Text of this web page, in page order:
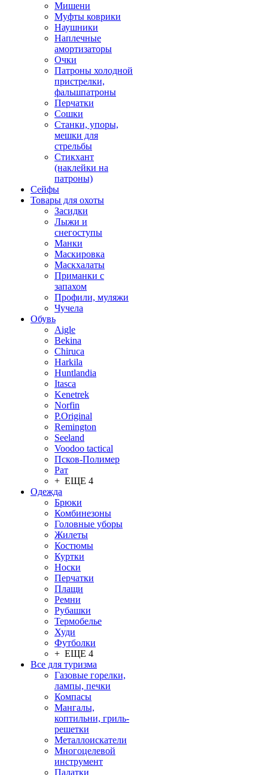
Мишени
Муфты коврики
Наушники
Наплечные
амортизаторы
Очки
Патроны холодной
пристрелки,
фальшпатроны
Перчатки
Сошки
Станки, упоры,
мешки для
стрельбы
Стикхант
(наклейки на
патроны)
Сейфы
Товары для охоты
Засидки
Лыжи и
снегоступы
Манки
Маскировка
Маскхалаты
Приманки с
запахом
Профили, муляжи
Чучела
Обувь
Aigle
Bekina
Chiruсa
Harkila
Huntlandia
Itasca
Kenetrek
Norfin
P.Original
Remington
Seeland
Voodoo tactical
Псков-Полимер
Рат
+ ЕЩЕ 4
Одежда
Брюки
Комбинезоны
Головные уборы
Жилеты
Костюмы
Куртки
Носки
Перчатки
Плащи
Ремни
Рубашки
Термобелье
Худи
Футболки
+ ЕЩЕ 4
Все для туризма
Газовые горелки,
лампы, печки
Компасы
Мангалы,
коптильни, гриль-
решетки
Металлоискатели
Многоцелевой
инструмент
Палатки